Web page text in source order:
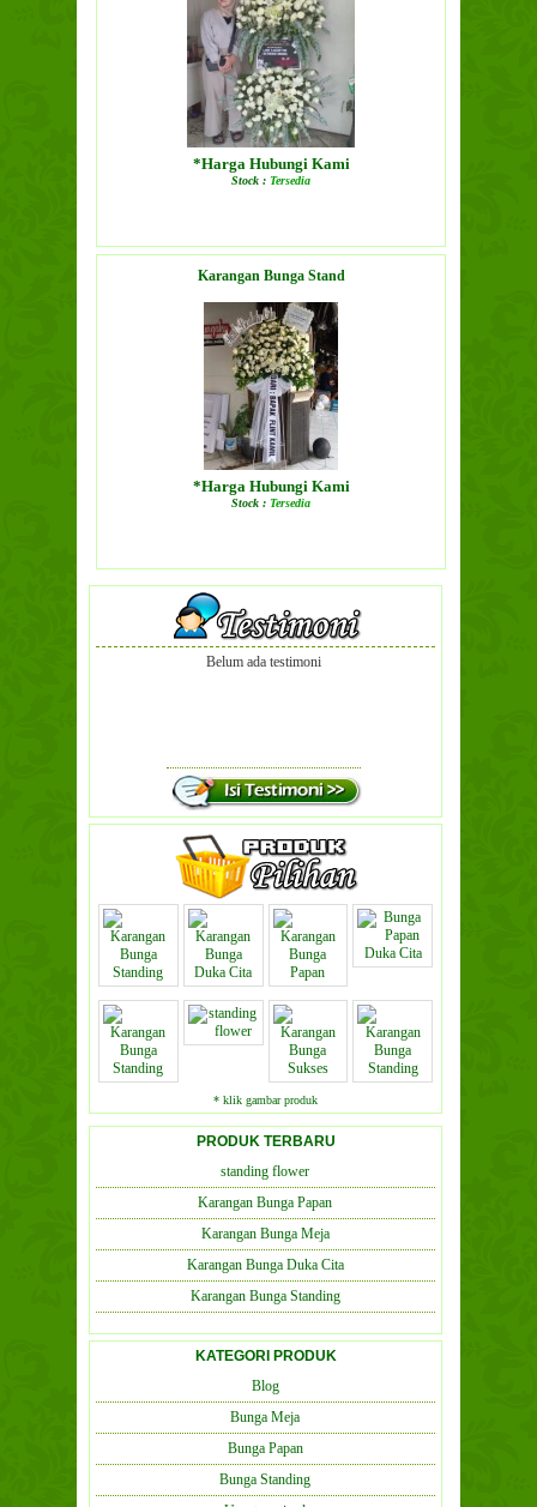
*Harga Hubungi Kami
Stock : Tersedia
Karangan Bunga Stand
*Harga Hubungi Kami
Stock : Tersedia
Belum ada testimoni
* klik gambar produk
PRODUK TERBARU
standing flower
Karangan Bunga Papan
Karangan Bunga Meja
Karangan Bunga Duka Cita
Karangan Bunga Standing
KATEGORI PRODUK
Blog
Bunga Meja
Bunga Papan
Bunga Standing